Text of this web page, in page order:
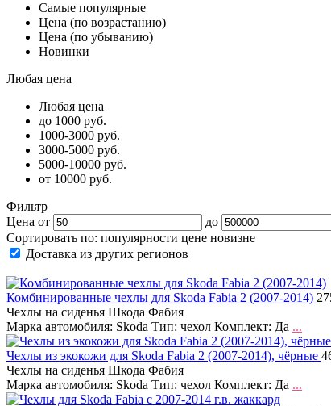
Самые популярные
Цена (по возрастанию)
Цена (по убыванию)
Новинки
Любая цена
Любая цена
до 1000 руб.
1000-3000 руб.
3000-5000 руб.
5000-10000 руб.
от 10000 руб.
Фильтр
Цена от
до
Сортировать по: популярности цене новизне
Доставка из других регионов
Комбинированные чехлы для Skoda Fabia 2 (2007-2014)
Чехлы на сиденья Шкода Фабия
Марка автомобиля: Skoda Тип: чехол Комплект: Да ...
Чехлы из экокожи для Skoda Fabia 2 (2007-2014), чёрные
Чехлы на сиденья Шкода Фабия
Марка автомобиля: Skoda Тип: чехол Комплект: Да ...